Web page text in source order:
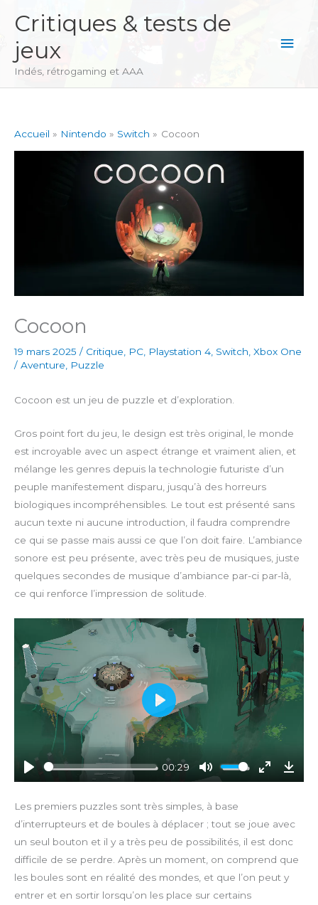
contenu
Critiques & tests de
jeux
Indés, rétrogaming et AAA
Accueil Nintendo Switch Cocoon
Cocoon
19 mars 2025 / Critique PC Playstation 4 Switch Xbox One
/ Aventure Puzzle
Cocoon est un jeu de puzzle et d’exploration.
Gros point fort du jeu, le design est très original, le monde
est incroyable avec un aspect étrange et vraiment alien, et
mélange les genres depuis la technologie futuriste d’un
peuple manifestement disparu, jusqu’à des horreurs
biologiques incompréhensibles. Le tout est présenté sans
aucun texte ni aucune introduction, il faudra comprendre
ce qui se passe mais aussi ce que l’on doit faire. L’ambiance
sonore est peu présente, avec très peu de musiques, juste
quelques secondes de musique d’ambiance par-ci par-là,
ce qui renforce l’impression de solitude.
P
y
00:29
M
e
E
e
r
f
u
D
n
l
o
P
l
a
y
Les premiers puzzles sont très simples, à base
d’interrupteurs et de boules à déplacer ; tout se joue avec
un seul bouton et il y a très peu de possibilités, il est donc
difficile de se perdre. Après un moment, on comprend que
les boules sont en réalité des mondes, et que l’on peut y
entrer et en sortir lorsqu’on les place sur certains